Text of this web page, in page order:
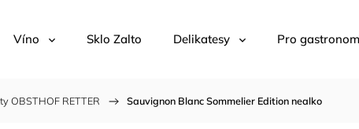
Víno Sklo Zalto Delikatesy Pro
OBSTHOF RETTER / Sauvignon Blanc Sommelier Edition nealko